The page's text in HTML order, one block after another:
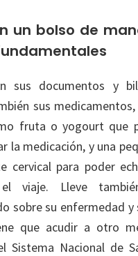
un bolso de
sus documentos y
sus
fruta o yogourt que
la medicación, y una
cervical para poder
viaje. Lleve
sobre su enfermedad
que acudir a otro
Sistema Nacional de